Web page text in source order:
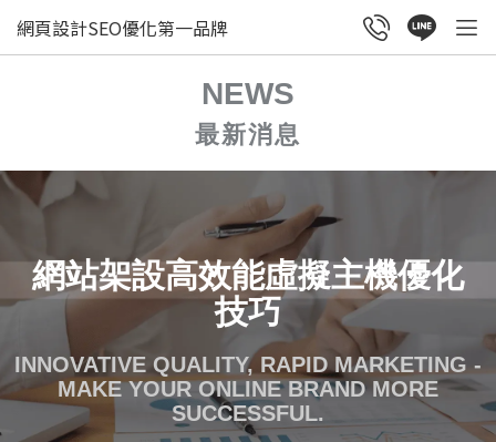
網頁設計SEO優化第一品牌
NEWS
最新消息
網站架設高效能虛擬主機優化
技巧
INNOVATIVE QUALITY, RAPID MARKETING -
MAKE YOUR ONLINE BRAND MORE
SUCCESSFUL.